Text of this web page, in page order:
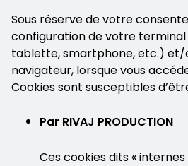
Sous réserve de votre
configuration de votre
tablette, smartphone, etc.) et/
navigateur, lorsque vous
Cookies sont susceptibles
Par RIVAJ PRODUCTION
Ces cookies dits «